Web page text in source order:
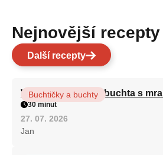
Nejnovější recepty
Další recepty
Vláčná olejová litá buchta s
Buchtičky a buchty
30 minut
27. 07. 2026
Jan